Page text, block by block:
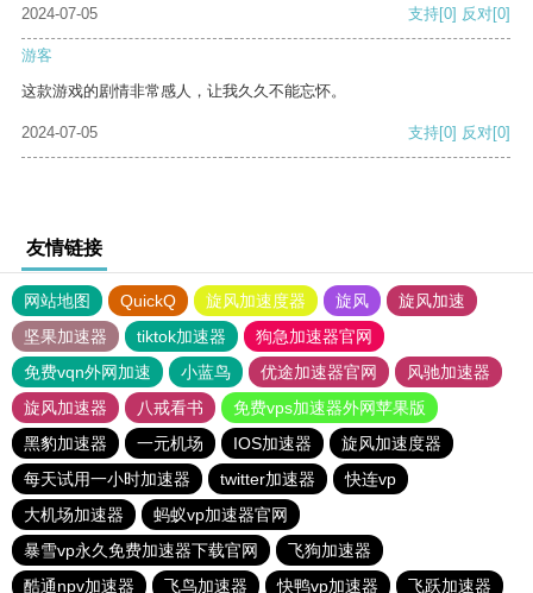
2024-07-05
支持[0] 反对[0]
游客
这款游戏的剧情非常感人，让我久久不能忘怀。
2024-07-05 支持[0] 反对[0]
友情链接
网站地图 QuickQ 旋风加速度器 旋风
旋风加速
坚果加速器
tiktok加速器
狗急加速器官网
免费vqn外网加速
小蓝鸟 优途加速器官网
风驰加速器
旋风加速器
八戒看书
免费vps加速器外网苹果版
黑豹加速器
一元机场 IOS加速器
旋风加速度器
每天试用一小时加速器
twitter加速器
快连vp
大机场加速器
蚂蚁vp加速器官网
暴雪vp永久免费加速器下载官网
飞狗加速器
酷通npv加速器
飞鸟加速器 快鸭vp加速器 飞跃加速器